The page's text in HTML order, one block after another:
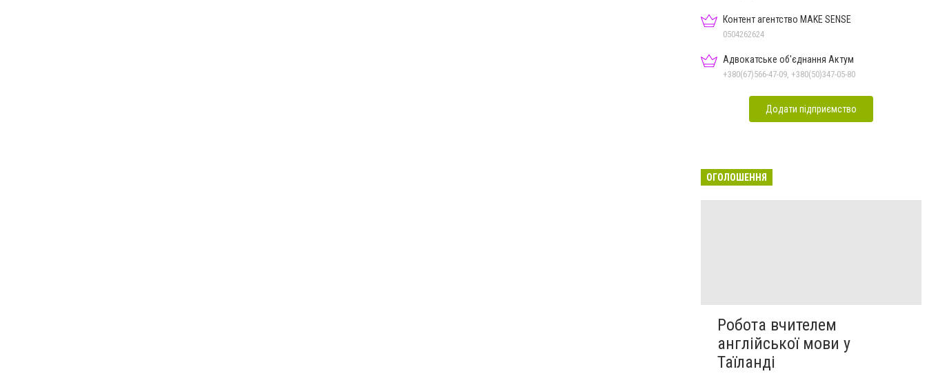
Контент агентство MAKE SENSE
0504262624
Адвокатське об'єднання Актум
+380(67)566-47-09, +380(50)347-05-80
Додати підприємство
ОГОЛОШЕННЯ
Робота вчителем
англійської мови у
Таїланді